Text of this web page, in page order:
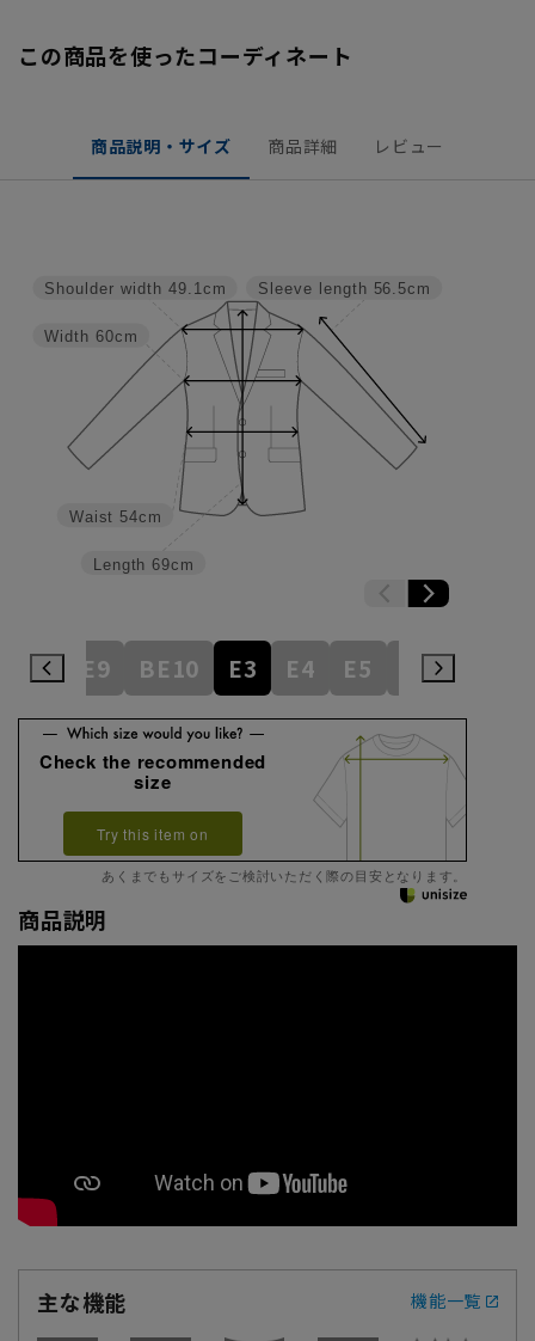
この商品を使ったコーディネート
商品説明・サイズ 商品詳細 レビュー
Sleeve length 56.5cm
Length 69cm
Waist 54cm
Width 60cm
Shoulder width 49.1cm
BE9 BE10 E3 E4 E5 E6
Check the recommended
size
Try this item on
あくまでもサイズをご検討いただく際の目安となります。
商品説明
主な機能 機能一覧